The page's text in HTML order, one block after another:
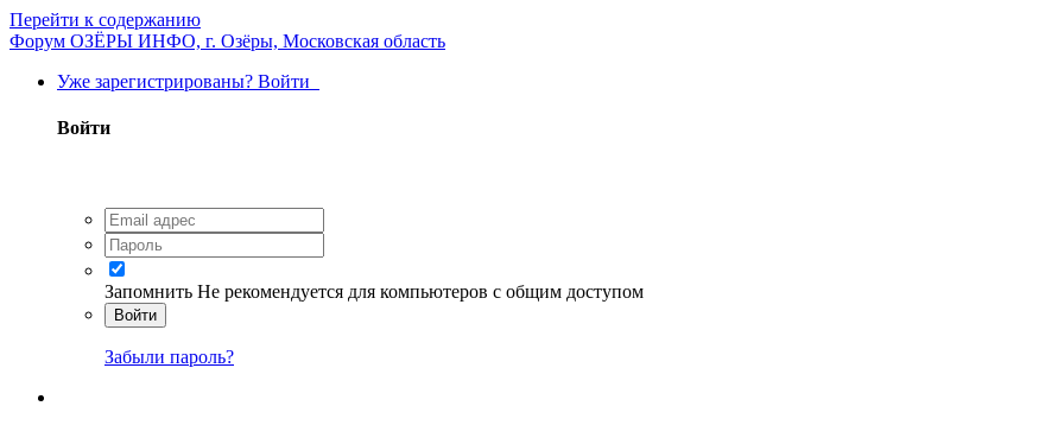
Перейти к содержанию
Форум ОЗЁРЫ ИНФО, г. Озёры, Московская область
Уже зарегистрированы? Войти
Войти
Запомнить Не рекомендуется для компьютеров с общим доступом
Войти
Забыли пароль?